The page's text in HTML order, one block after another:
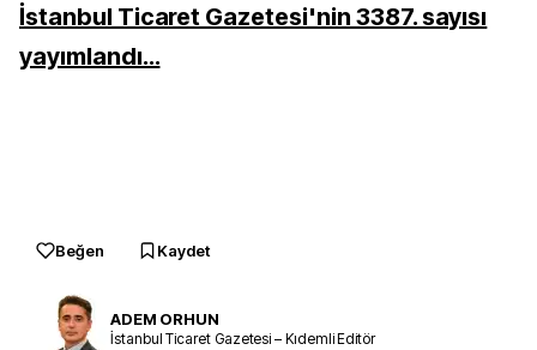
İstanbul Ticaret Gazetesi'nin 3387. sayısı
yayımlandı...
Beğen Kaydet
ADEM ORHUN
İstanbul Ticaret Gazetesi – Kıdemli Editör